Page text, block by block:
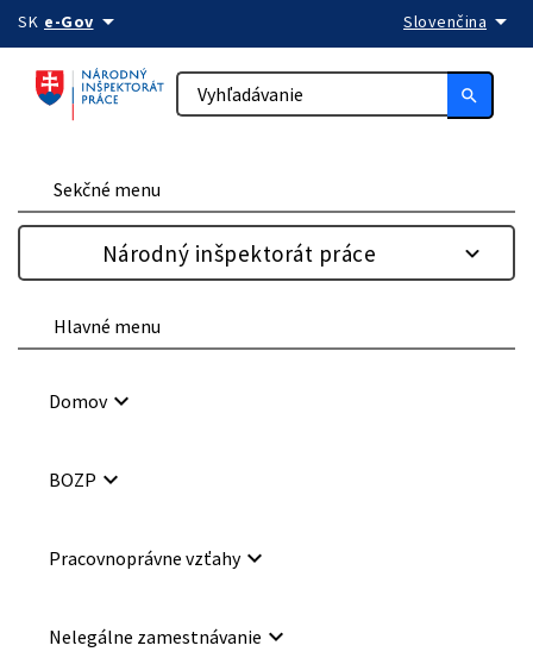
Preskočiť na obsah
SK e-Govarrow_drop_down Slovenčina arrow_drop_down
search
Sekčné menu
Národný inšpektorát práce
Hlavné menu
Domovkeyboard_arrow_down
BOZP keyboard_arrow_down
Pracovnoprávne vzťahykeyboard_arrow_down
Nelegálne zamestnávanie keyboard_arrow_down